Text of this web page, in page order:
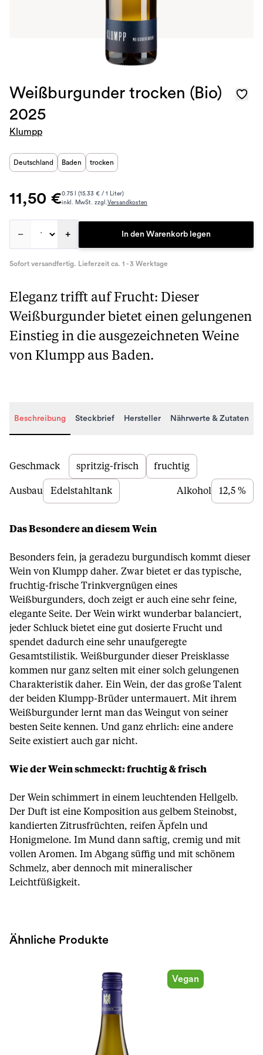
Weißburgunder trocken (Bio)
2025
Klumpp
Deutschland Baden trocken
11,50 €0.75 l (15.33 € / 1 Liter)
inkl. MwSt. zzgl.Versandkosten
– + In den Warenkorb legen
Sofort versandfertig. Lieferzeit ca. 1 - 3 Werktage
Eleganz trifft auf Frucht: Dieser
Weißburgunder bietet einen gelungenen
Einstieg in die ausgezeichneten Weine
von Klumpp aus Baden.
Beschreibung Steckbrief Hersteller Nährwerte & Zutaten
Beschreibung
Geschmack spritzig-frisch fruchtig
Ausbau Edelstahltank Alkohol 12,5 %
Das Besondere an diesem Wein
Besonders fein, ja geradezu burgundisch kommt dieser
Wein von Klumpp daher. Zwar bietet er das typische,
fruchtig-frische Trinkvergnügen eines
Weißburgunders, doch zeigt er auch eine sehr feine,
elegante Seite. Der Wein wirkt wunderbar balanciert,
jeder Schluck bietet eine gut dosierte Frucht und
spendet dadurch eine sehr unaufgeregte
Gesamtstilistik. Weißburgunder dieser Preisklasse
kommen nur ganz selten mit einer solch gelungenen
Charakteristik daher. Ein Wein, der das große Talent
der beiden Klumpp-Brüder untermauert. Mit ihrem
Weißburgunder lernt man das Weingut von seiner
besten Seite kennen. Und ganz ehrlich: eine andere
Seite existiert auch gar nicht.
Wie der Wein schmeckt: fruchtig & frisch
Der Wein schimmert in einem leuchtenden Hellgelb.
Der Duft ist eine Komposition aus gelbem Steinobst,
kandierten Zitrusfrüchten, reifen Äpfeln und
Honigmelone. Im Mund dann saftig, cremig und mit
vollen Aromen. Im Abgang süffig und mit schönem
Schmelz, aber dennoch mit mineralischer
Leichtfüßigkeit.
Ähnliche Produkte
Vegan